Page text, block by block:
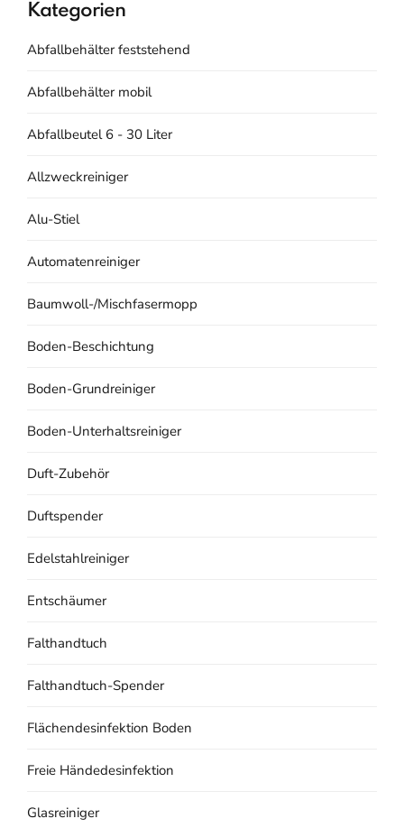
Kategorien
Abfallbehälter feststehend
Abfallbehälter mobil
Abfallbeutel 6 - 30 Liter
Allzweckreiniger
Alu-Stiel
Automatenreiniger
Baumwoll-/Mischfasermopp
Boden-Beschichtung
Boden-Grundreiniger
Boden-Unterhaltsreiniger
Duft-Zubehör
Duftspender
Edelstahlreiniger
Entschäumer
Falthandtuch
Falthandtuch-Spender
Flächendesinfektion Boden
Freie Händedesinfektion
Glasreiniger